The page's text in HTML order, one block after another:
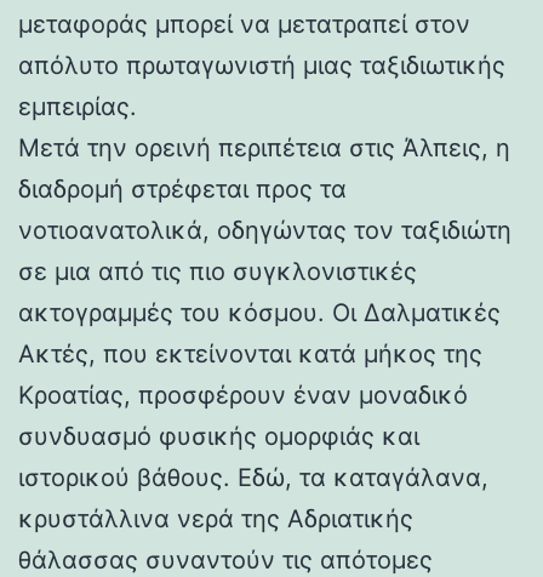
μεταφοράς μπορεί να μετατραπεί στον
απόλυτο πρωταγωνιστή μιας ταξιδιωτικής
εμπειρίας.
Μετά την ορεινή περιπέτεια στις Άλπεις, η
διαδρομή στρέφεται προς τα
νοτιοανατολικά, οδηγώντας τον ταξιδιώτη
σε μια από τις πιο συγκλονιστικές
ακτογραμμές του κόσμου. Οι Δαλματικές
Ακτές, που εκτείνονται κατά μήκος της
Κροατίας, προσφέρουν έναν μοναδικό
συνδυασμό φυσικής ομορφιάς και
ιστορικού βάθους. Εδώ, τα καταγάλανα,
κρυστάλλινα νερά της Αδριατικής
θάλασσας συναντούν τις απότομες